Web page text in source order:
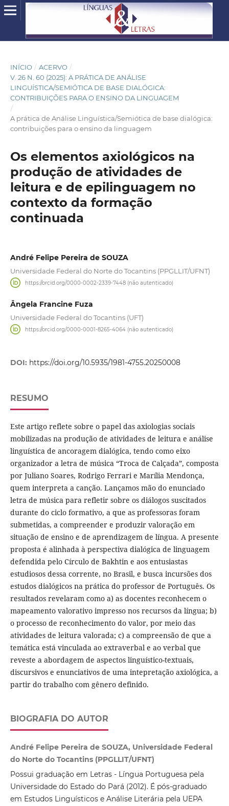
INÍCIO / ACERVO /
V. 26 N. 60 (2025): A PRÁTICA DE ANÁLISE
LINGUÍSTICA/SEMIÓTICA DE BASE DIALÓGICA:
CONTRIBUIÇÕES PARA O ENSINO DA LINGUAGEM
/
A prática de Análise Linguística/Semiótica de base dialógica:
contribuições para o ensino da linguagem
Os elementos axiológicos na
produção de atividades de
leitura e de epilinguagem no
contexto da formação
continuada
André Felipe Pereira de SOUZA
Universidade Federal do Norte do Tocantins (PPGLLIT/UFNT)
https://orcid.org/0000-0002-2339-7448 (não autenticado)
Ângela Francine Fuza
Universidade Federal do Tocantins (UFT)
https://orcid.org/0000-0001-8265-4064 (não autenticado)
DOI: https://doi.org/10.5935/1981-4755.20250008
RESUMO
Este artigo reflete sobre o papel das axiologias sociais
mobilizadas na produção de atividades de leitura e análise
linguística de ancoragem dialógica, tendo como eixo
organizador a letra de música “Troca de Calçada”, composta
por Juliano Soares, Rodrigo Ferrari e Marília Mendonça,
quem interpreta a canção. Lançamos mão do enunciado
letra de música para refletir sobre os diálogos suscitados
durante do ciclo formativo, a que as professoras foram
submetidas, a compreender e produzir valoração em
situação de ensino e de aprendizagem de língua. A presente
proposta é alinhada à perspectiva dialógica de linguagem
defendida pelo Círculo de Bakhtin e aos entusiastas
estudiosos dessa corrente, no Brasil, e busca incursões dos
estudos dialógicos na prática do professor de Português. Os
resultados revelaram como a) as docentes reconhecem o
mapeamento valorativo impresso nos recursos da língua; b)
o processo de reconhecimento do valor, por meio das
atividades de leitura valorada; c) a compreensão de que a
temática está vinculada ao extraverbal e ao verbal que
reveste a abordagem de aspectos linguístico-textuais,
discursivos e enunciativos de uma intepretação axiológica, a
partir do trabalho com gênero definido.
BIOGRAFIA DO AUTOR
André Felipe Pereira de SOUZA, Universidade Federal
do Norte do Tocantins (PPGLLIT/UFNT)
Possui graduação em Letras - Língua Portuguesa pela
Universidade do Estado do Pará (2012). É pós-graduado
em Estudos Linguísticos e Análise Literária pela UEPA